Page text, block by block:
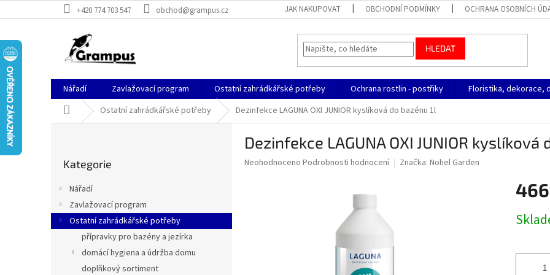
na
+420 774 703 547 obchod@grampus.cz JAK NAKUPOVAT OBCHODNÍ PODMÍNKY OCHRANA OSOBNÍCH
HLEDAT
Nářadí Zavlažovací program Ostatní zahrádkářské potřeby Ochrana rostlin - postřiky Floristika, dekorace,
Domů Ostatní zahrádkářské potřeby Dezinfekce LAGUNA OXI JUNIOR kyslíková do bazénu 1l
n
kategorie
Kategorie
Nářadí
Zavlažovací program
Ostatní zahrádkářské potřeby
přípravky pro bazény a jezírka
domácí hygiena a údržba domu
doplňkový sortiment
Dezinfekce LAGUNA OXI JUNIOR kyslíková
Průměrné
Neohodnoceno Podrobnosti hodnocení Značka: Nohel Garden
cena: